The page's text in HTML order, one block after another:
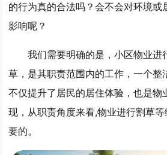
的行为真的合法吗？会不会对环境或
影响呢？
我们需要明确的是，小区物业进
草，是其职责范围内的工作，一个整
不仅提升了居民的居住体验，也是物
现，从职责角度来看,物业进行割草
要的。